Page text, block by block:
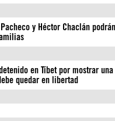
y Héctor Chaclán
en Tíbet por mostrar
quedar en libertad